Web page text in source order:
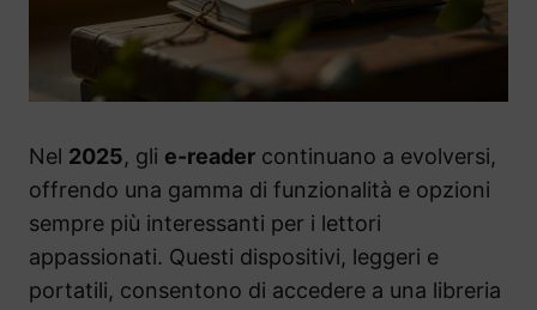
Nel 2025, gli e-reader continuano a evolversi,
offrendo una gamma di funzionalità e opzioni
sempre più interessanti per i lettori
appassionati. Questi dispositivi, leggeri e
portatili, consentono di accedere a una libreria